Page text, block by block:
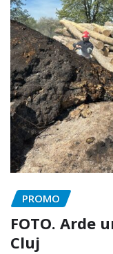
PROMO
FOTO. Arde
Cluj